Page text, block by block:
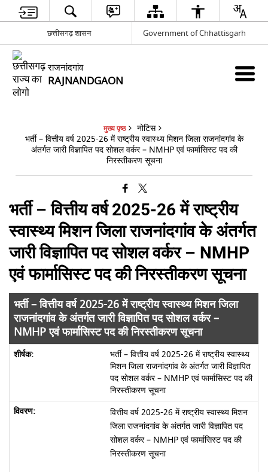
छत्तीसगढ़ शासन Government of Chhattisgarh
राजनांदगांव
RAJNANDGAON
मुख्य पृष्ठ
नोटिस
भर्ती – वित्तीय वर्ष 2025-26 में राष्ट्रीय स्वास्थ्य मिशन जिला राजनांदगांव के
अंतर्गत जारी विज्ञापित पद सोशल वर्कर – NMHP एवं फार्मासिस्ट पद की
निरस्तीकरण सूचना
भर्ती – वित्तीय वर्ष 2025-26 में राष्ट्रीय
स्वास्थ्य मिशन जिला राजनांदगांव के अंतर्गत
जारी विज्ञापित पद सोशल वर्कर – NMHP
एवं फार्मासिस्ट पद की निरस्तीकरण सूचना
भर्ती – वित्तीय वर्ष 2025-26 में राष्ट्रीय स्वास्थ्य मिशन जिला
राजनांदगांव के अंतर्गत जारी विज्ञापित पद सोशल वर्कर –
NMHP एवं फार्मासिस्ट पद की निरस्तीकरण सूचना
भर्ती – वित्तीय वर्ष 2025-26 में राष्ट्रीय स्वास्थ्य
मिशन जिला राजनांदगांव के अंतर्गत जारी विज्ञापित
पद सोशल वर्कर – NMHP एवं फार्मासिस्ट पद की
निरस्तीकरण सूचना
वित्तीय वर्ष 2025-26 में राष्ट्रीय स्वास्थ्य मिशन
जिला राजनांदगांव के अंतर्गत जारी विज्ञापित पद
सोशल वर्कर – NMHP एवं फार्मासिस्ट पद की
निरस्तीकरण सूचना